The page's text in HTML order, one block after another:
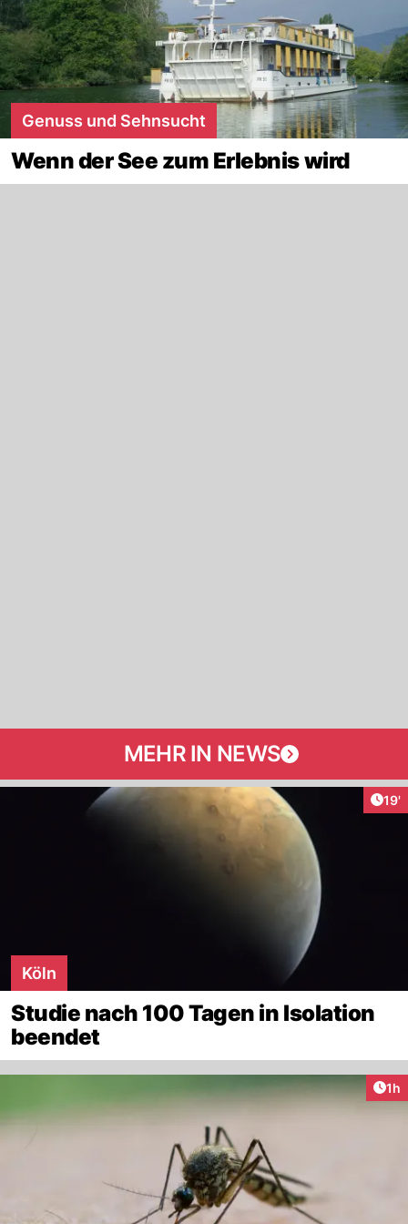
Genuss und Sehnsucht
Wenn der See zum Erlebnis wird
MEHR IN NEWS
19'
Köln
Studie nach 100 Tagen in Isolation
beendet
1h